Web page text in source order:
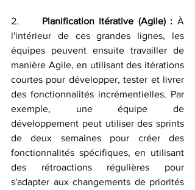
2. Planification itérative (Agile) : À
l'intérieur de ces grandes lignes, les
équipes peuvent ensuite travailler de
manière Agile, en utilisant des itérations
courtes pour développer, tester et livrer
des fonctionnalités incrémentielles. Par
exemple, une équipe de
développement peut utiliser des sprints
de deux semaines pour créer des
fonctionnalités spécifiques, en utilisant
des rétroactions régulières pour
s'adapter aux changements de priorités